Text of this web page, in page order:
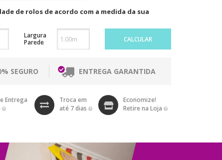
de rolos de acordo com a medida da sua
Largura
Parede
CALCULAR
SEGURO ENTREGA GARANTIDA
Entrega
Troca em
até 7 dias
Economize!
Retire na Loja